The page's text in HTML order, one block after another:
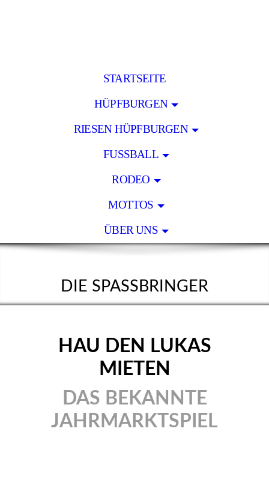
STARTSEITE
HÜPFBURGEN
RIESEN HÜPFBURGEN
FUSSBALL
RODEO
MOTTOS
ÜBER UNS
DIE SPASSBRINGER
HAU DEN LUKAS
MIETEN
DAS BEKANNTE
JAHRMARKTSPIEL